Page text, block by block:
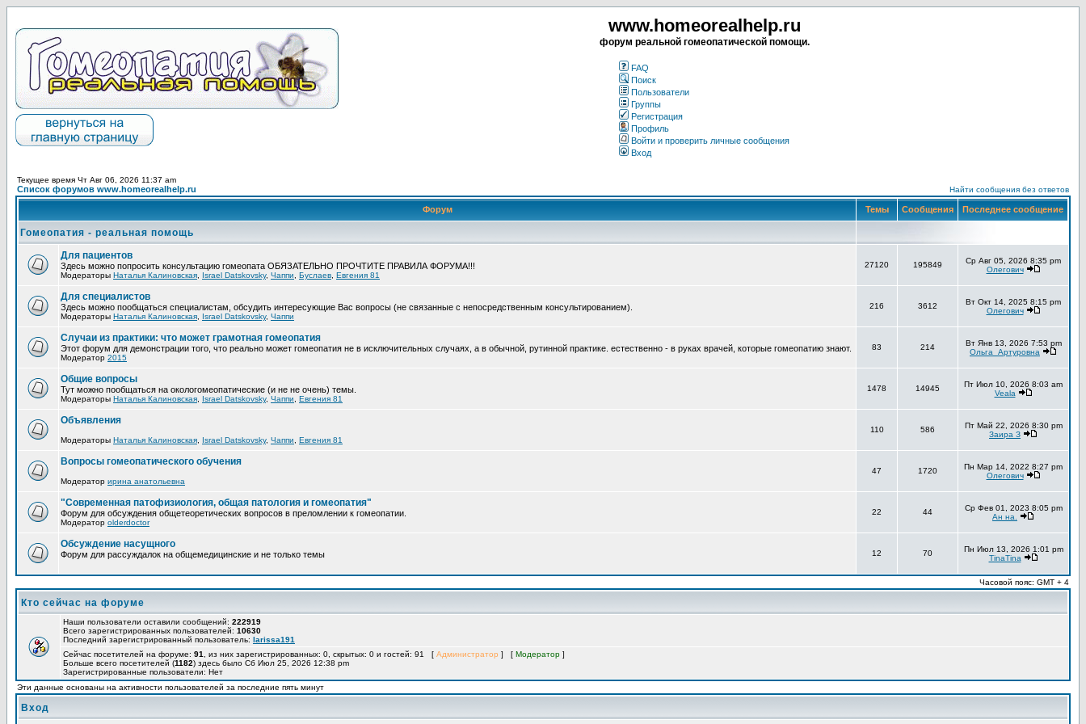
www.homeorealhelp.ru
форум реальной гомеопатической помощи.
FAQ
Поиск
Пользователи
Группы
Регистрация
Профиль
Войти и проверить личные сообщения
Вход
Текущее время Чт Авг 06, 2026 11:37 am
Список форумов www.homeorealhelp.ru Найти сообщения без ответов
Форум Темы Сообщения Последнее сообщение
Гомеопатия - реальная помощь
Для пациентов
Здесь можно попросить консультацию гомеопата ОБЯЗАТЕЛЬНО ПРОЧТИТЕ ПРАВИЛА ФОРУМА!!!
Модераторы Наталья Калиновская Israel Datskovsky, Чаппи Буслаев Евгения 81
27120 195849
Ср Авг 05, 2026 8:35 pm
Олегович
Для специалистов
Здесь можно пообщаться специалистам, обсудить интересующие Вас вопросы (не связанные с непосредственным консультированием).
Модераторы Наталья Калиновская Israel Datskovsky, Чаппи
216 3612
Вт Окт 14, 2025 8:15 pm
Олегович
Случаи из практики: что может грамотная гомеопатия
Этот форум для демонстрации того, что реально может гомеопатия не в исключительных случаях, а в обычной, рутинной практике. естественно - в руках врачей, которые гомеопатию знают.
Модератор 2015
83 214
Вт Янв 13, 2026 7:53 pm
Ольга_Артуровна
Общие вопросы
Тут можно пообщаться на окологомеопатические (и не не очень) темы.
Модераторы Наталья Калиновская Israel Datskovsky, Чаппи Евгения 81
1478 14945
Пт Июл 10, 2026 8:03 am
Veala
Объявления
Модераторы Наталья Калиновская Israel Datskovsky, Чаппи Евгения 81
110 586
Пт Май 22, 2026 8:30 pm
Заира З
Вопросы гомеопатического обучения
Модератор ирина анатольевна
47 1720
Пн Мар 14, 2022 8:27 pm
Олегович
"Современная патофизиология, общая патология и гомеопатия"
Форум для обсуждения общетеоретических вопросов в преломлении к гомеопатии.
Модератор olderdoctor
22 44
Ср Фев 01, 2023 8:05 pm
Ан на.
Обсуждение насущного
Форум для рассуждалок на общемедицинские и не только темы 12 70
Пн Июл 13, 2026 1:01 pm
TinaTina
Часовой пояс: GMT + 4
Кто сейчас на форуме
Наши пользователи оставили сообщений: 222919
Всего зарегистрированных пользователей: 10630
Последний зарегистрированный пользователь: larissa191
Сейчас посетителей на форуме: 91 , из них зарегистрированных: 0, скрытых: 0 и гостей: 91 [ Администратор ] [ Модератор ]
Больше всего посетителей (1182) здесь было Сб Июл 25, 2026 12:38 pm
Зарегистрированные пользователи: Нет
Эти данные основаны на активности пользователей за последние пять минут
Вход